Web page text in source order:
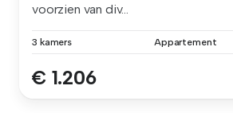
voorzien van div...
3 kamers Appartement
€ 1.206